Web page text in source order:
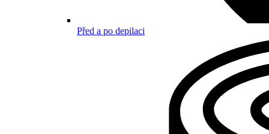
Před a po depilaci